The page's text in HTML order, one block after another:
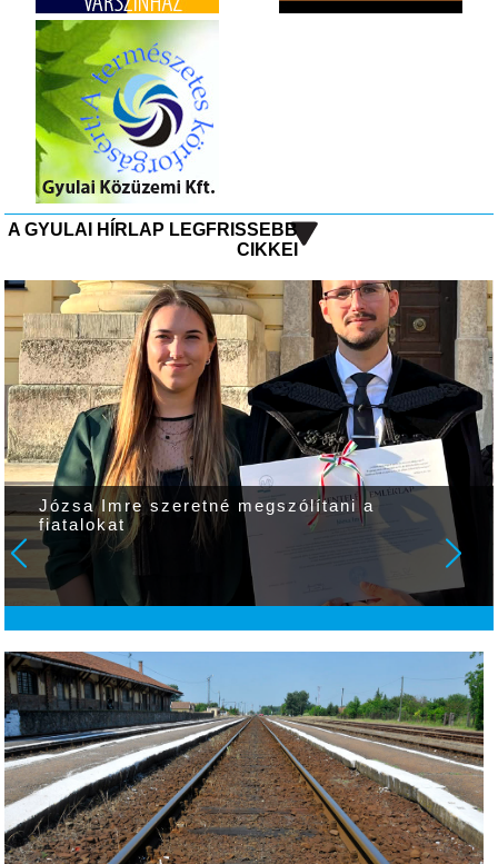
A GYULAI HÍRLAP LEGFRISSEBB
CIKKEI
Józsa Imre szeretné megszólítani a
fiatalokat